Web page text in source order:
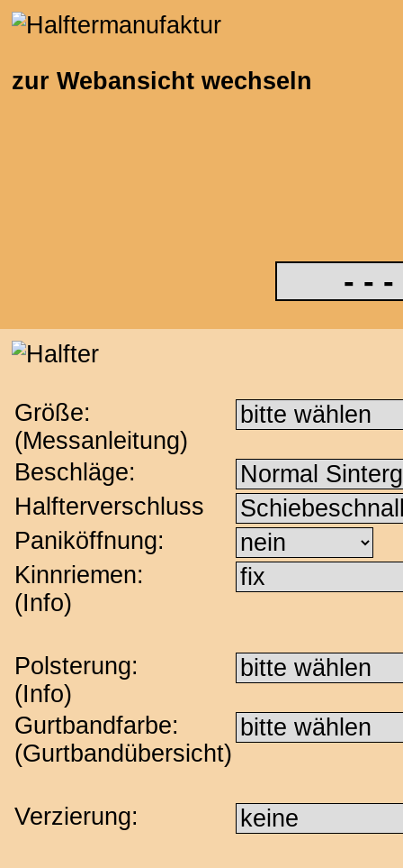
zur Webansicht wechseln
Größe:
(Messanleitung)
Beschläge:
Halfterverschluss
Paniköffnung:
Kinnriemen:
(Info)
Polsterung:
(Info)
Gurtbandfarbe:
(Gurtbandübersicht)
Verzierung: